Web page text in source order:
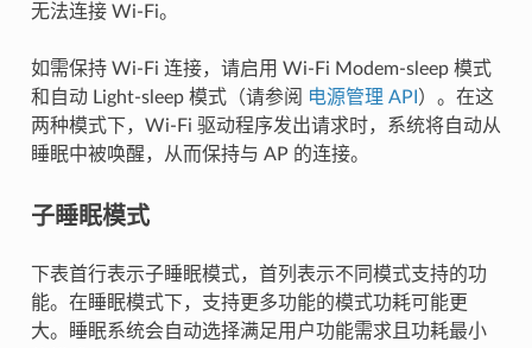
无法连接 Wi-Fi。
如需保持 Wi-Fi 连接，请启用 Wi-Fi Modem-sleep 模式
和自动 Light-sleep 模式（请参阅 电源管理 API ）。在这
两种模式下，Wi-Fi 驱动程序发出请求时，系统将自动从
睡眠中被唤醒，从而保持与 AP 的连接。
子睡眠模式
下表首行表示子睡眠模式，首列表示不同模式支持的功
能。在睡眠模式下，支持更多功能的模式功耗可能更
大。睡眠系统会自动选择满足用户功能需求且功耗最小